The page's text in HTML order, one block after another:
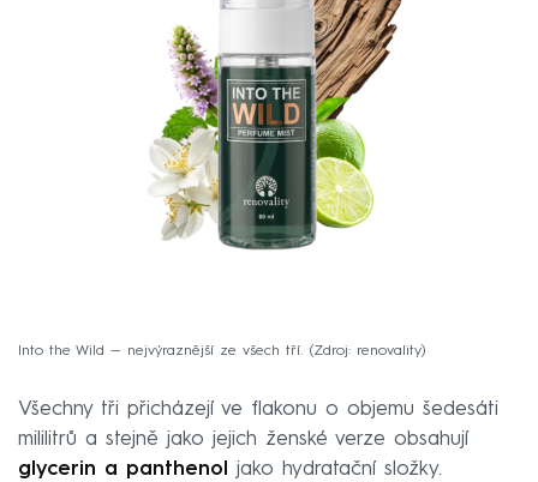
Into the Wild — nejvýraznější ze všech tří. Zdroj: renovality
Všechny tři přicházejí ve flakonu o objemu šedesáti
mililitrů a stejně jako jejich ženské verze obsahují
glycerin a panthenol
jako hydratační složky.